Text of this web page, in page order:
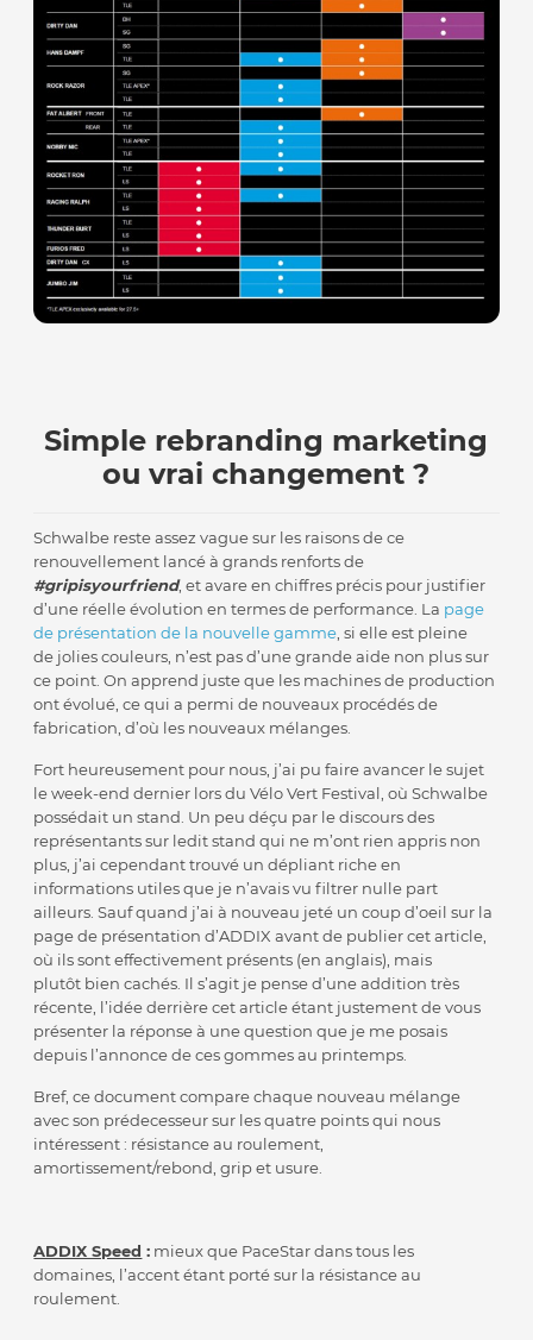
Simple rebranding marketing
ou vrai changement ?
Schwalbe reste assez vague sur les raisons de ce
renouvellement lancé à grands renforts de
#gripisyourfriend, et avare en chiffres précis pour justifier
d’une réelle évolution en termes de performance. La page
de présentation de la nouvelle gamme , si elle est pleine
de jolies couleurs, n’est pas d’une grande aide non plus sur
ce point. On apprend juste que les machines de production
ont évolué, ce qui a permi de nouveaux procédés de
fabrication, d’où les nouveaux mélanges.
Fort heureusement pour nous, j’ai pu faire avancer le sujet
le week-end dernier lors du Vélo Vert Festival, où Schwalbe
possédait un stand. Un peu déçu par le discours des
représentants sur ledit stand qui ne m’ont rien appris non
plus, j’ai cependant trouvé un dépliant riche en
informations utiles que je n’avais vu filtrer nulle part
ailleurs. Sauf quand j’ai à nouveau jeté un coup d’oeil sur la
page de présentation d’ADDIX avant de publier cet article,
où ils sont effectivement présents (en anglais), mais
plutôt bien cachés. Il s’agit je pense d’une addition très
récente, l’idée derrière cet article étant justement de vous
présenter la réponse à une question que je me posais
depuis l’annonce de ces gommes au printemps.
Bref, ce document compare chaque nouveau mélange
avec son prédecesseur sur les quatre points qui nous
intéressent : résistance au roulement,
amortissement/rebond, grip et usure.
ADDIX Speed : mieux que PaceStar dans tous les
domaines, l’accent étant porté sur la résistance au
roulement.